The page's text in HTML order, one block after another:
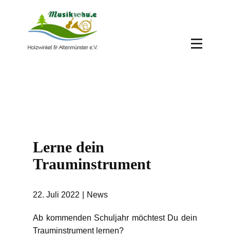
Lerne dein
Trauminstrument
22. Juli 2022 News
Ab kommenden Schuljahr möchtest Du dein
Trauminstrument lernen?